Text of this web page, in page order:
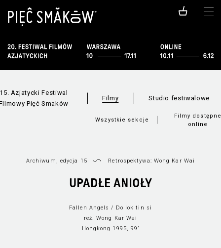
15. Azjatycki Festiwal
Pięć Smaków
Filmy
Wszystkie sekcje
Filmy
online
Studio festiwalowe
Archiwum, edycja 15 Retrospektywa: Wong Kar Wai
UPADŁE ANIOŁY
Fallen Angels / Do lok tin si
reż. Wong Kar Wai
Hongkong 1995, 99’